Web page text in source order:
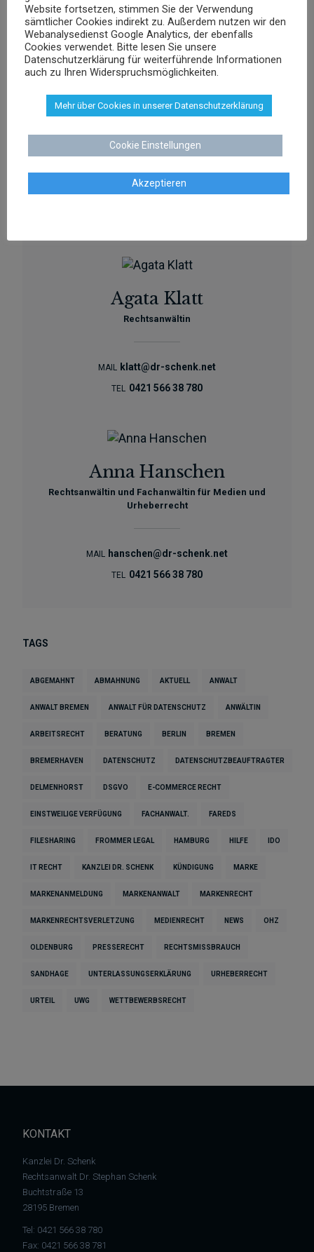
EMAIL sschenk@dr-schenk.net
TEL 0421 566 38 780
Rechtsanwältin
MAIL aschenk@dr-schenk.net
Agata Klatt
Rechtsanwältin
MAIL klatt@dr-schenk.net
TEL 0421 566 38 780
Anna Hanschen
Rechtsanwältin und Fachanwältin für Medien und
Urheberrecht
MAIL hanschen@dr-schenk.net
TEL 0421 566 38 780
TAGS
ABGEMAHNT ABMAHNUNG AKTUELL ANWALT
ANWALT BREMEN ANWALT FÜR DATENSCHUTZ ANWÄLTIN
ARBEITSRECHT BERATUNG BERLIN BREMEN
BREMERHAVEN DATENSCHUTZ DATENSCHUTZBEAUFTRAGTER
DELMENHORST DSGVO E-COMMERCE RECHT
EINSTWEILIGE VERFÜGUNG FACHANWALT. FAREDS
FILESHARING FROMMER LEGAL HAMBURG HILFE IDO
IT RECHT KANZLEI DR. SCHENK KÜNDIGUNG MARKE
MARKENANMELDUNG MARKENANWALT MARKENRECHT
MARKENRECHTSVERLETZUNG MEDIENRECHT NEWS OHZ
OLDENBURG PRESSERECHT RECHTSMISSBRAUCH
SANDHAGE UNTERLASSUNGSERKLÄRUNG URHEBERRECHT
URTEIL UWG WETTBEWERBSRECHT
KONTAKT
Kanzlei Dr. Schenk
Rechtsanwalt Dr. Stephan Schenk
Buchtstraße 13
28195 Bremen
Tel: 0421 566 38 780
Fax: 0421 566 38 781
Website fortsetzen, stimmen Sie der Verwendung
sämtlicher Cookies indirekt zu. Außerdem nutzen wir den
Webanalysedienst Google Analytics, der ebenfalls
Cookies verwendet. Bitte lesen Sie unsere
Datenschutzerklärung für weiterführende Informationen
auch zu Ihren Widerspruchsmöglichkeiten.
Mehr über Cookies in unserer Datenschutzerklärung
Cookie Einstellungen
Akzeptieren